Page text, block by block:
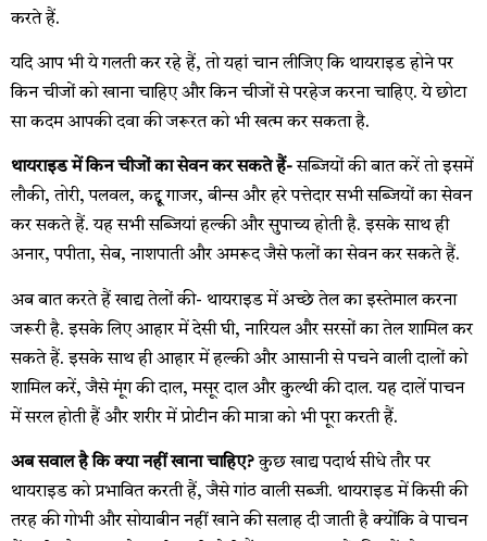
करते हैं.
यदि आप भी ये गलती कर रहे हैं, तो यहां चान लीजिए कि थायराइड होने पर
किन चीजों को खाना चाहिए और किन चीजों से परहेज करना चाहिए. ये छोटा
सा कदम आपकी दवा की जरूरत को भी खत्म कर सकता है.
थायराइड में किन चीजों का सेवन कर सकते हैं-सब्जियों की बात करें तो इसमें
लौकी, तोरी, पलवल, कद्दू गाजर, बीन्स और हरे पत्तेदार सभी सब्जियों का सेवन
कर सकते हैं. यह सभी सब्जियां हल्की और सुपाच्य होती है. इसके साथ ही
अनार, पपीता, सेब, नाशपाती और अमरूद जैसे फलों का सेवन कर सकते हैं.
अब बात करते हैं खाद्य तेलों की- थायराइड में अच्छे तेल का इस्तेमाल करना
जरूरी है. इसके लिए आहार में देसी घी, नारियल और सरसों का तेल शामिल कर
सकते हैं. इसके साथ ही आहार में हल्की और आसानी से पचने वाली दालों को
शामिल करें, जैसे मूंग की दाल, मसूर दाल और कुल्थी की दाल. यह दालें पाचन
में सरल होती हैं और शरीर में प्रोटीन की मात्रा को भी पूरा करती हैं.
अब सवाल है कि क्या नहीं खाना चाहिए?कुछ खाद्य पदार्थ सीधे तौर पर
थायराइड को प्रभावित करती हैं, जैसे गांठ वाली सब्जी. थायराइड में किसी की
तरह की गोभी और सोयाबीन नहीं खाने की सलाह दी जाती है क्योंकि वे पाचन